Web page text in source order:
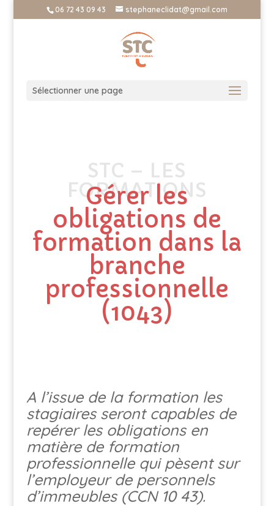
06 72 43 09 43 stephaneclidat@gmail.com
Sélectionner une page
STC – LES
FORMATIONS
Gérer les
obligations de
formation dans la
branche
professionnelle
(1043)
A l’issue de la formation les
stagiaires seront capables de
repérer les obligations en
matière de formation
professionnelle qui pèsent sur
l’employeur de personnels
d’immeubles (CCN 10 43).